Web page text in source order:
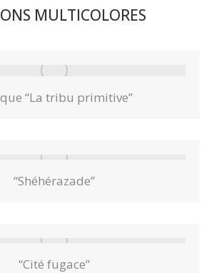
MULTICOLORES
“La tribu primitive”
“Shéhérazade”
“Cité fugace”